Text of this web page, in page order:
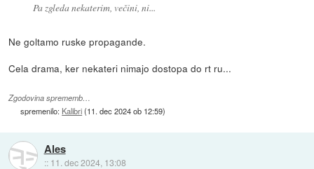
Pa zgleda nekaterim, večini, ni...
Ne goltamo ruske propagande.
Cela drama, ker nekateri nimajo dostopa do rt ru...
Zgodovina sprememb…
spremenilo: Kalibri(11. dec 2024 ob 12:59)
Ales
:: 11. dec 2024, 13:08